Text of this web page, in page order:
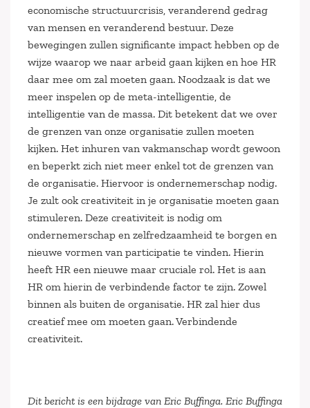
economische structuurcrisis, veranderend gedrag
van mensen en veranderend bestuur. Deze
bewegingen zullen significante impact hebben op de
wijze waarop we naar arbeid gaan kijken en hoe HR
daar mee om zal moeten gaan. Noodzaak is dat we
meer inspelen op de meta-intelligentie, de
intelligentie van de massa. Dit betekent dat we over
de grenzen van onze organisatie zullen moeten
kijken. Het inhuren van vakmanschap wordt gewoon
en beperkt zich niet meer enkel tot de grenzen van
de organisatie. Hiervoor is ondernemerschap nodig.
Je zult ook creativiteit in je organisatie moeten gaan
stimuleren. Deze creativiteit is nodig om
ondernemerschap en zelfredzaamheid te borgen en
nieuwe vormen van participatie te vinden. Hierin
heeft HR een nieuwe maar cruciale rol. Het is aan
HR om hierin de verbindende factor te zijn. Zowel
binnen als buiten de organisatie. HR zal hier dus
creatief mee om moeten gaan. Verbindende
creativiteit.
Dit bericht is een bijdrage van Eric Buffinga. Eric Buffinga